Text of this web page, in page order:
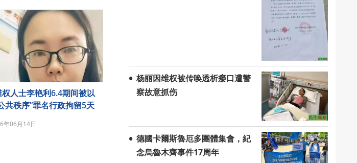
权人士李艳利6.4期间被以
共秩序”罪名行政拘留5天
年06月14日
杨丽因维权被传唤透析瘘口遭警
察故意抓伤
德國卡爾斯魯厄多團體集會，紀
念烏魯木齊事件17周年